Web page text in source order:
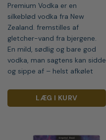
Premium Vodka er en
silkeblød vodka fra New
Zealand. fremstilles af
gletcher-vand fra bjergene.
En mild, sødlig og bare god
vodka, man sagtens kan sidde
og sippe af – helst afkølet
LÆG I KURV